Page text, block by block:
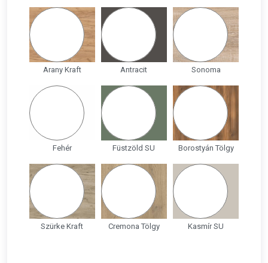
Arany Kraft Antracit Sonoma
Fehér Füstzöld SU Borostyán Tölgy
Szürke Kraft Cremona Tölgy Kasmír SU